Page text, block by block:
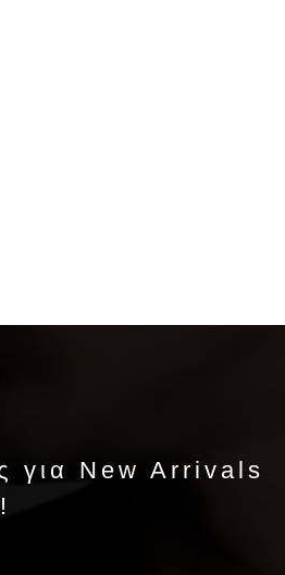
για New Arrivals